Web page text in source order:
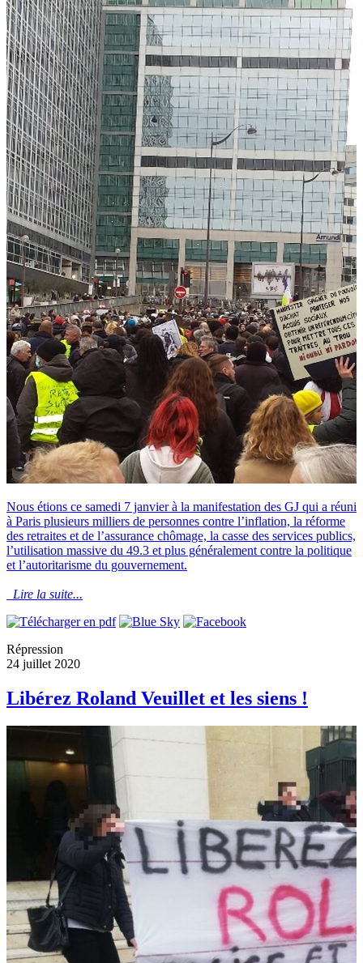
Nous étions ce samedi 7 janvier à la manifestation des GJ qui a réuni
à Paris plusieurs milliers de personnes contre l’inflation, la réforme
des retraites et de l’assurance chômage, la casse des services publics,
l’utilisation massive du 49.3 et plus généralement contre la politique
et l’autoritarisme du gouvernement.
Lire la suite...
Répression
24 juillet 2020
Libérez Roland Veuillet et les siens !